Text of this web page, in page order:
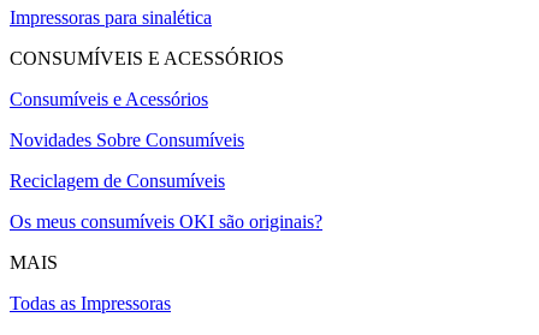
Impressoras para sinalética
CONSUMÍVEIS E ACESSÓRIOS
Consumíveis e Acessórios
Novidades Sobre Consumíveis
Reciclagem de Consumíveis
Os meus consumíveis OKI são originais?
MAIS
Todas as Impressoras